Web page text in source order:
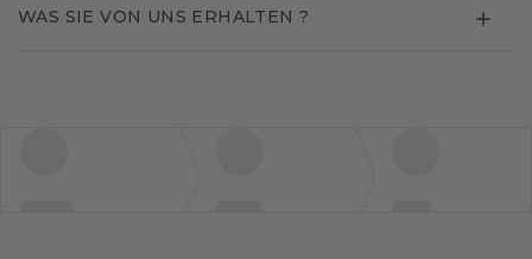
WAS SIE VON UNS ERHALTEN ?